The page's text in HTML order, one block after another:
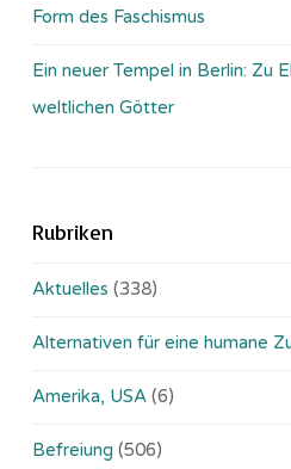
Form des Faschismus
Ein neuer Tempel in Berlin: Zu
weltlichen Götter
Rubriken
Aktuelles (338)
Alternativen für eine humane
Amerika, USA (6)
Befreiung (506)